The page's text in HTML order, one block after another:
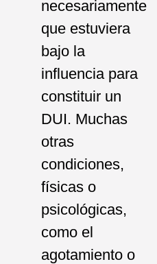
necesariamente
que estuviera
bajo la
influencia para
constituir un
DUI. Muchas
otras
condiciones,
físicas o
psicológicas,
como el
agotamiento o